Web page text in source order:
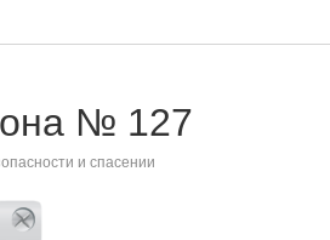
№ 127
и спасении